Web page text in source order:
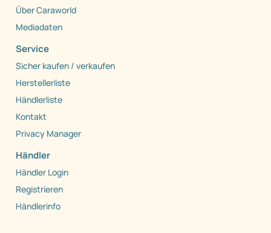
Über Caraworld
Mediadaten
Service
Sicher kaufen / verkaufen
Herstellerliste
Händlerliste
Kontakt
Privacy Manager
Händler
Händler Login
Registrieren
Händlerinfo